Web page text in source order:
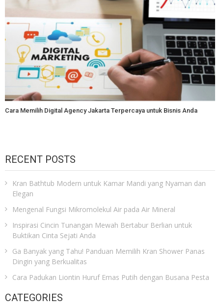
Cara Memilih Digital Agency Jakarta Terpercaya untuk Bisnis Anda
RECENT POSTS
Kran Bathtub Modern untuk Kamar Mandi yang Nyaman dan
Elegan
Mengenal Fungsi Mikromolekul Air pada Air Mineral
Inspirasi Cincin Tunangan Mewah Bertabur Berlian untuk
Buktikan Cinta Sejati Anda
Ga Banyak yang Tahu! Panduan Memilih Kran Shower Panas
Dingin yang Berkualitas
Cara Padukan Liontin Huruf Emas Putih dengan Busana Pesta
CATEGORIES